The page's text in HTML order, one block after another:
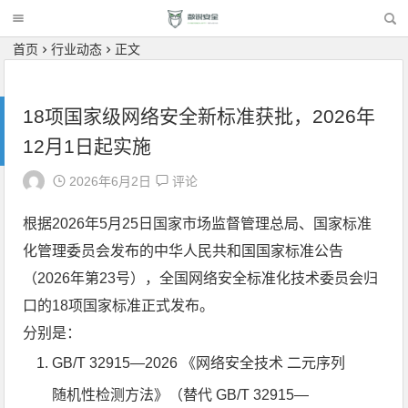
首页 行业动态 正文
18项国家级网络安全新标准获批，2026年
12月1日起实施
2026年6月2日 评论
根据2026年5月25日国家市场监督管理总局、国家标准
化管理委员会发布的中华人民共和国国家标准公告
（2026年第23号），全国网络安全标准化技术委员会归
口的18项国家标准正式发布。
分别是：
GB/T 32915—2026 《网络安全技术 二元序列
随机性检测方法》（替代 GB/T 32915—